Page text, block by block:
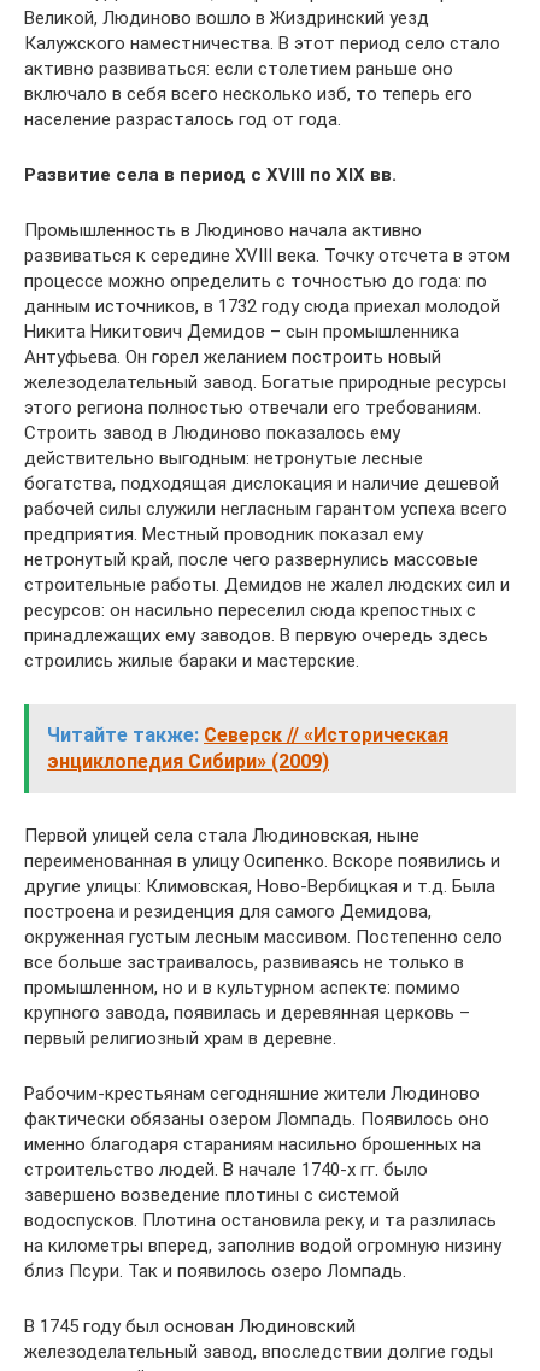
Великой, Людиново вошло в Жиздринский уезд
Калужского наместничества. В этот период село стало
активно развиваться: если столетием раньше оно
включало в себя всего несколько изб, то теперь его
население разрасталось год от года.
Развитие села в период с XVIII по XIX вв.
Промышленность в Людиново начала активно
развиваться к середине XVIII века. Точку отсчета в этом
процессе можно определить с точностью до года: по
данным источников, в 1732 году сюда приехал молодой
Никита Никитович Демидов – сын промышленника
Антуфьева. Он горел желанием построить новый
железоделательный завод. Богатые природные ресурсы
этого региона полностью отвечали его требованиям.
Строить завод в Людиново показалось ему
действительно выгодным: нетронутые лесные
богатства, подходящая дислокация и наличие дешевой
рабочей силы служили негласным гарантом успеха всего
предприятия. Местный проводник показал ему
нетронутый край, после чего развернулись массовые
строительные работы. Демидов не жалел людских сил и
ресурсов: он насильно переселил сюда крепостных с
принадлежащих ему заводов. В первую очередь здесь
строились жилые бараки и мастерские.
Читайте также: Северск // «Историческая
энциклопедия Сибири» (2009)
Первой улицей села стала Людиновская, ныне
переименованная в улицу Осипенко. Вскоре появились и
другие улицы: Климовская, Ново-Вербицкая и т.д. Была
построена и резиденция для самого Демидова,
окруженная густым лесным массивом. Постепенно село
все больше застраивалось, развиваясь не только в
промышленном, но и в культурном аспекте: помимо
крупного завода, появилась и деревянная церковь –
первый религиозный храм в деревне.
Рабочим-крестьянам сегодняшние жители Людиново
фактически обязаны озером Ломпадь. Появилось оно
именно благодаря стараниям насильно брошенных на
строительство людей. В начале 1740-х гг. было
завершено возведение плотины с системой
водоспусков. Плотина остановила реку, и та разлилась
на километры вперед, заполнив водой огромную низину
близ Псури. Так и появилось озеро Ломпадь.
В 1745 году был основан Людиновский
железоделательный завод, впоследствии долгие годы